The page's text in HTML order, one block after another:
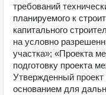
требований
планируемого к
капитального
на условно
участка»; «Проекта
подготовку проекта
Утвержденный проект
основанием для